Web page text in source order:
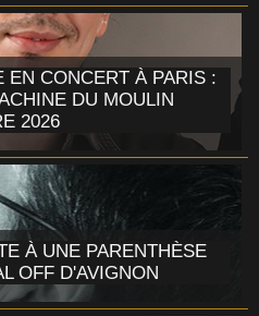
EN CONCERT À PARIS :
DU MOULIN
2026
À UNE PARENTHÈSE
OFF D'AVIGNON